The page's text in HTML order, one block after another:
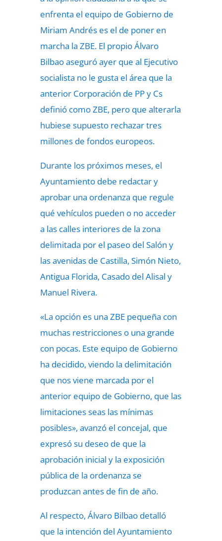
enfrenta el equipo de Gobierno de
Miriam Andrés es el de poner en
marcha la ZBE. El propio Álvaro
Bilbao aseguró ayer que al Ejecutivo
socialista no le gusta el área que la
anterior Corporación de PP y Cs
definió como ZBE, pero que alterarla
hubiese supuesto rechazar tres
millones de fondos europeos.
Durante los próximos meses, el
Ayuntamiento debe redactar y
aprobar una ordenanza que regule
qué vehículos pueden o no acceder
a las calles interiores de la zona
delimitada por el paseo del Salón y
las avenidas de Castilla, Simón Nieto,
Antigua Florida, Casado del Alisal y
Manuel Rivera.
«La opción es una ZBE pequeña con
muchas restricciones o una grande
con pocas. Este equipo de Gobierno
ha decidido, viendo la delimitación
que nos viene marcada por el
anterior equipo de Gobierno, que las
limitaciones seas las mínimas
posibles», avanzó el concejal, que
expresó su deseo de que la
aprobación inicial y la exposición
pública de la ordenanza se
produzcan antes de fin de año.
Al respecto, Álvaro Bilbao detalló
que la intención del Ayuntamiento